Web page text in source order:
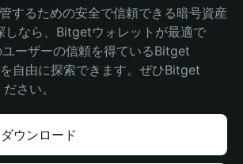
するための安全で信頼できる暗号資産
しなら、Bitgetウォレットが最適で
ーザーの信頼を得ているBitget
自由に探索できます。ぜひBitget
さい。
ウンロード